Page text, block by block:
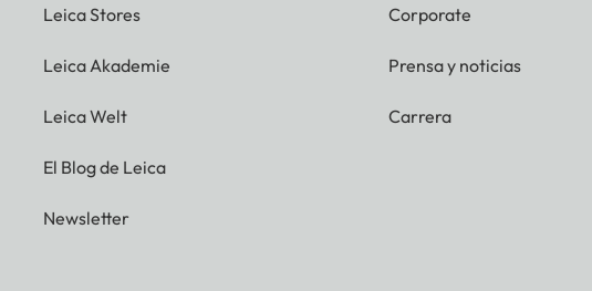
Leica Stores
Leica Akademie
Leica Welt
El Blog de Leica
Newsletter
Corporate
Prensa y noticias
Carrera